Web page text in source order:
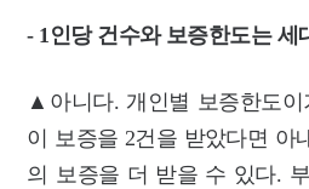
- 1인당 건수와 보증한도는 세
▲아니다. 개인별 보증한도이
이 보증을 2건을 받았다면 아
의 보증을 더 받을 수 있다.